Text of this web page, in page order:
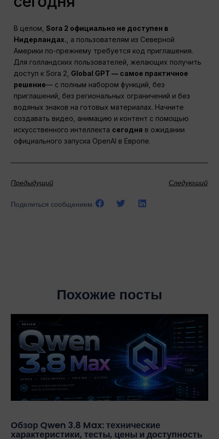
В целом,Sora 2 официально не доступен в
Нидерландах. , а пользователям из Северной
Америки по-прежнему требуется код приглашения.
Для голландских пользователей, желающих получить
доступ к Sora 2, Global GPT — самое практичное
решение— с полным набором функций, без
приглашений, без региональных ограничений и без
водяных знаков на готовых материалах. Начните
создавать видео, анимацию и контент с помощью
искусственного интеллекта сегодня в ожидании
официального запуска OpenAI в Европе.
Предыдущий Следующий
Поделиться сообщением:
Похожие посты
Обзор Qwen 3.8 Max: технические
характеристики, тесты, цены и доступность